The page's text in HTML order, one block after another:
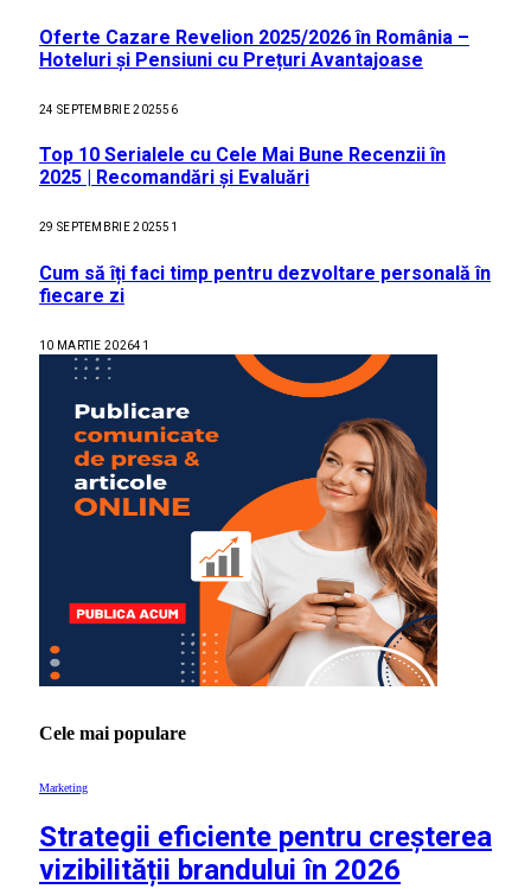
Oferte Cazare Revelion 2025/2026 în România –
Hoteluri și Pensiuni cu Prețuri Avantajoase
24 SEPTEMBRIE 202556
Top 10 Serialele cu Cele Mai Bune Recenzii în
2025 | Recomandări și Evaluări
29 SEPTEMBRIE 202551
Cum să îți faci timp pentru dezvoltare personală în
fiecare zi
10 MARTIE 202641
Cele mai populare
Marketing
Strategii eficiente pentru creșterea
vizibilității brandului în 2026